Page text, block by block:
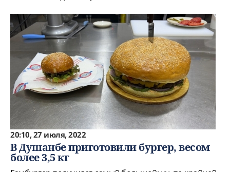
20:10, 27 июля, 2022
В Душанбе приготовили бургер, весом
более 3,5 кг